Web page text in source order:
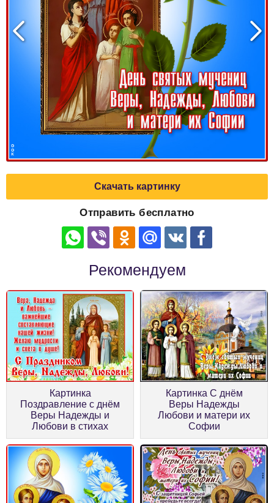
Скачать картинку
Отправить бесплатно
Рекомендуем
Картинка
Поздравление с днём
Веры Надежды и
Любови в стихах
Картинка С днём
Веры Надежды
Любови и матери их
Софии